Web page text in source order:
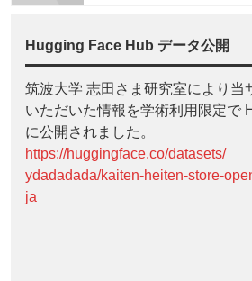
Hugging Face Hub データ公開
筑波大学 志田さま研究室により当
いただいた情報を学術利用限定で
に公開されました。
https://huggingface.co/datasets/
ydadadada/kaiten-heiten-store-
ja